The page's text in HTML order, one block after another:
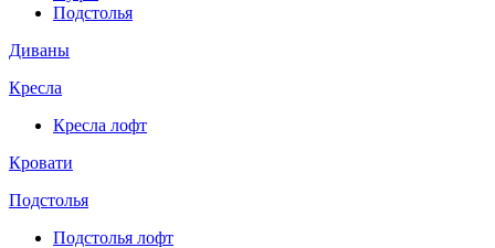
Подстолья
Диваны
Кресла
Кресла лофт
Кровати
Подстолья
Подстолья лофт